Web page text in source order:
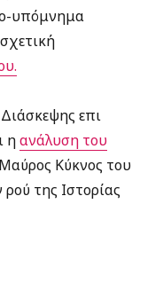
υπόμνημα
επι
ηανάλυση του
Κύκνος του
της Ιστορίας